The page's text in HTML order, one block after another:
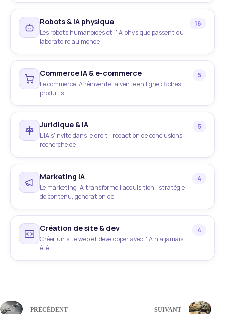
Robots & IA physique
Les robots humanoïdes et l'IA physique passent du
laboratoire au monde
16
Commerce IA & e-commerce
Le commerce IA réinvente la vente en ligne : fiches
produits
5
Juridique & IA
L'IA s'invite dans le droit : rédaction de conclusions,
recherche de
5
Marketing IA
Le marketing IA transforme l'acquisition : stratégie
de contenu, génération de
4
Création de site & dev
Créer un site web et développer avec l'IA n'a jamais
été
4
PRÉCÉDENT SUIVANT